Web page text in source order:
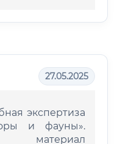
27.05.2025
экспертиза
и фауны».
материал